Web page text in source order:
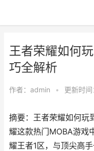
王者荣耀如何
巧全解析
作者： admin • 更新时
摘要：王者荣耀如何玩
耀这款热门MOBA游戏
耀王者1区，与顶尖高